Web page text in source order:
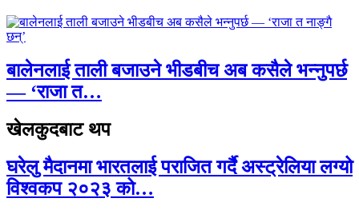
बालेनलाई ताली बजाउने भीडबीच अब कसैले भन्नुपर्छ
— ‘राजा त…
खेलकुदबाट थप
घरेलु मैदानमा भारतलाई पराजित गर्दै अस्ट्रेलिया लग्यो
विश्वकप २०२३ को…